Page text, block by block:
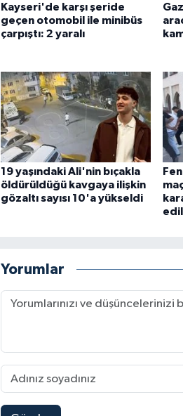
Kayseri'de karşı şeride
geçen otomobil ile minibüs
çarpıştı: 2 yaralı
19 yaşındaki Ali'nin bıçakla
öldürüldüğü kavgaya ilişkin
gözaltı sayısı 10'a yükseldi
Yorumlar